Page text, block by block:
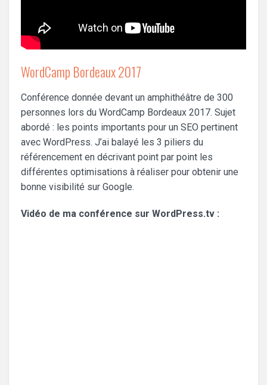
WordCamp Bordeaux 2017
Conférence donnée devant un amphithéâtre de 300
personnes lors du WordCamp Bordeaux 2017. Sujet
abordé : les points importants pour un SEO pertinent
avec WordPress. J’ai balayé les 3 piliers du
référencement en décrivant point par point les
différentes optimisations à réaliser pour obtenir une
bonne visibilité sur Google.
Vidéo de ma conférence sur WordPress.tv :